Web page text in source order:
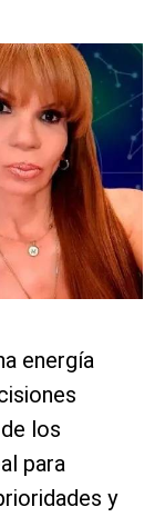
energía
los
para
y